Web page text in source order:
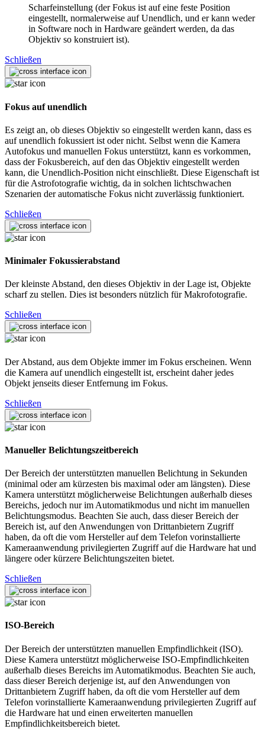
Scharfeinstellung (der Fokus ist auf eine feste Position
eingestellt, normalerweise auf Unendlich, und er kann weder
in Software noch in Hardware geändert werden, da das
Objektiv so konstruiert ist).
Schließen
Fokus auf unendlich
Es zeigt an, ob dieses Objektiv so eingestellt werden kann, dass es
auf unendlich fokussiert ist oder nicht. Selbst wenn die Kamera
Autofokus und manuellen Fokus unterstützt, kann es vorkommen,
dass der Fokusbereich, auf den das Objektiv eingestellt werden
kann, die Unendlich-Position nicht einschließt. Diese Eigenschaft ist
für die Astrofotografie wichtig, da in solchen lichtschwachen
Szenarien der automatische Fokus nicht zuverlässig funktioniert.
Schließen
Minimaler Fokussierabstand
Der kleinste Abstand, den dieses Objektiv in der Lage ist, Objekte
scharf zu stellen. Dies ist besonders nützlich für Makrofotografie.
Schließen
Der Abstand, aus dem Objekte immer im Fokus erscheinen. Wenn
die Kamera auf unendlich eingestellt ist, erscheint daher jedes
Objekt jenseits dieser Entfernung im Fokus.
Schließen
Manueller Belichtungszeitbereich
Der Bereich der unterstützten manuellen Belichtung in Sekunden
(minimal oder am kürzesten bis maximal oder am längsten). Diese
Kamera unterstützt möglicherweise Belichtungen außerhalb dieses
Bereichs, jedoch nur im Automatikmodus und nicht im manuellen
Belichtungsmodus. Beachten Sie auch, dass dieser Bereich der
Bereich ist, auf den Anwendungen von Drittanbietern Zugriff
haben, da oft die vom Hersteller auf dem Telefon vorinstallierte
Kameraanwendung privilegierten Zugriff auf die Hardware hat und
längere oder kürzere Belichtungszeiten bietet.
Schließen
ISO-Bereich
Der Bereich der unterstützten manuellen Empfindlichkeit (ISO).
Diese Kamera unterstützt möglicherweise ISO-Empfindlichkeiten
außerhalb dieses Bereichs im Automatikmodus. Beachten Sie auch,
dass dieser Bereich derjenige ist, auf den Anwendungen von
Drittanbietern Zugriff haben, da oft die vom Hersteller auf dem
Telefon vorinstallierte Kameraanwendung privilegierten Zugriff auf
die Hardware hat und einen erweiterten manuellen
Empfindlichkeitsbereich bietet.